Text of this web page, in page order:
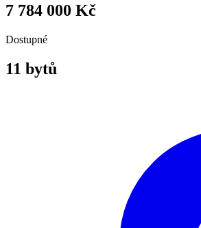
7 784 000 Kč
Dostupné
11 bytů